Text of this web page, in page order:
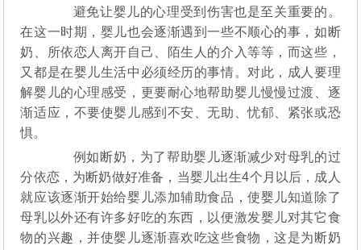
避免让婴儿的心理受到伤害也是至关重要的。
在这一时期，婴儿也会逐渐遇到一些不顺心的事，如断
奶、所依恋人离开自己、陌生人的介入等等，而这些，
又都是在婴儿生活中必须经历的事情。对此，成人要理
解婴儿的心理感受，更要耐心地帮助婴儿慢慢过渡、逐
渐适应，不要使婴儿感到不安、无助、忧郁、紧张或恐
惧。
例如断奶，为了帮助婴儿逐渐减少对母乳的过
分依恋，为断奶做好准备，当婴儿出生4个月以后，成人
就应该逐渐开始给婴儿添加辅助食品，使婴儿知道除了
母乳以外还有许多好吃的东西，以便激发婴儿对其它食
物的兴趣，并使婴儿逐渐喜欢吃这些食物，这是为断奶